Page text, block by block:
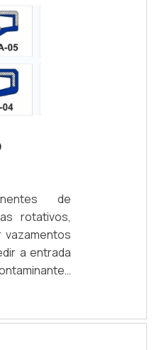
material.
vedação
sem mola,
200 mm.
e
de
rotativos,
a entrada
Disponíveis
Viton
ou grafite,